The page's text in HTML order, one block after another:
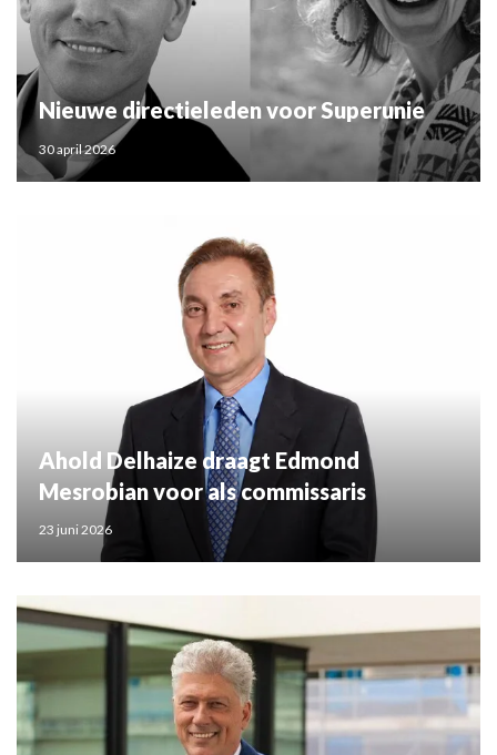
Nieuwe directieleden voor Superunie
30 april 2026
Ahold Delhaize draagt Edmond
Mesrobian voor als commissaris
23 juni 2026